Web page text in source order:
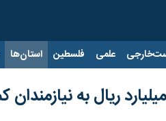
علمی فلسطین استان‌ها